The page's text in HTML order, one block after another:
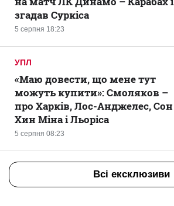
5 серпня 18:23
згадав Суркіса
УПЛ
5 серпня 08:23
«Маю довести, що мене тут
можуть купити»: Смоляков –
про Харків, Лос-Анджелес, Сон
Хин Міна і Льоріса
Всі ексклюзиви